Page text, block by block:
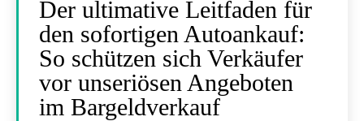
Der ultimative Leitfaden für
den sofortigen Autoankauf:
So schützen sich Verkäufer
vor unseriösen Angeboten
im Bargeldverkauf